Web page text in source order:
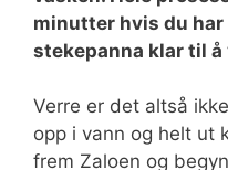
minutter hvis du har
stekepanna klar til
Verre er det altså
opp i vann og helt ut
frem Zaloen og